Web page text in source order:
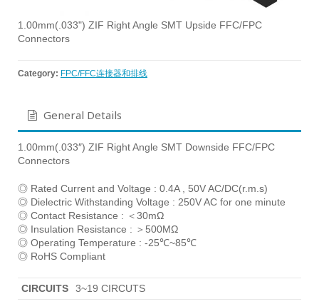
1.00mm(.033") ZIF Right Angle SMT Upside FFC/FPC
Connectors
Category: FPC/FFC连接器和排线
General Details
1.00mm(.033″) ZIF Right Angle SMT Downside FFC/FPC
Connectors
◎ Rated Current and Voltage : 0.4A , 50V AC/DC(r.m.s)
◎ Dielectric Withstanding Voltage : 250V AC for one minute
◎ Contact Resistance : ＜30mΩ
◎ Insulation Resistance : ＞500MΩ
◎ Operating Temperature : -25℃~85℃
◎ RoHS Compliant
CIRCUITS
3~19 CIRCUTS